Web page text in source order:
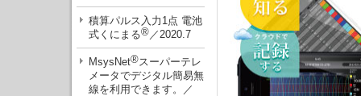
積算パルス入力1点 電池
式くにまる®／2020.7
MsysNet®スーパーテレ
メータでデジタル簡易無
線を利用できます。／